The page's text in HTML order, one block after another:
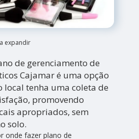
expandir
de gerenciamento de
Cajamar é uma opção
local tenha uma coleta de
promovendo
apropriados, sem
solo.
onde fazer plano de